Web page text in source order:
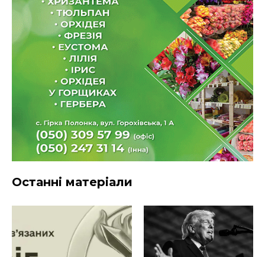
Останні матеріали